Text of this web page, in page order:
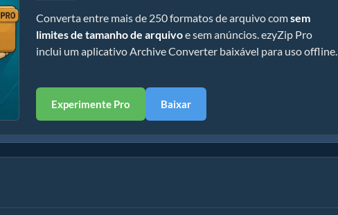
Converta entre mais de 250 formatos de arquivo comsem
limites de tamanho de arquivoe sem anúncios. ezyZip Pro
inclui um aplicativo Archive Converter baixável para uso offline.
Experimente Pro Baixar